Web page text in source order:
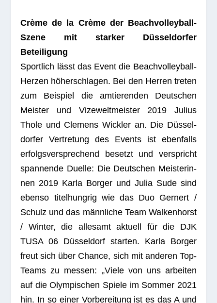
Crème de la Crème der Beach­vol­ley­ball-
Szene mit star­ker Düs­sel­dor­fer
Beteiligung
Sport­lich lässt das Event die Beach­vol­ley­ball-
Her­zen höher­schla­gen. Bei den Her­ren tre­ten
zum Bei­spiel die amtie­ren­den Deut­schen
Meis­ter und Vize­welt­meis­ter 2019 Julius
Thole und Cle­mens Wick­ler an. Die Düs­sel­
dor­fer Ver­tre­tung des Events ist eben­falls
erfolgs­ver­spre­chend besetzt und ver­spricht
span­nende Duelle: Die Deut­schen Meis­te­rin­
nen 2019 Karla Bor­ger und Julia Sudesind
ebenso titel­hung­rig wie das Duo Gern­ert /
Schulz und das männ­li­che Team Wal­ken­horst
/ Win­ter, die alle­samt aktu­ell für die DJK
TUSA 06 Düs­sel­dorf star­ten. Karla Bor­ger
freut sich über Chance, sich mit ande­ren Top-
Teams zu mes­sen: „Viele von uns arbei­ten
auf die Olym­pi­schen Spiele im Som­mer 2021
hin. In so einer Vor­be­rei­tung ist es das A und